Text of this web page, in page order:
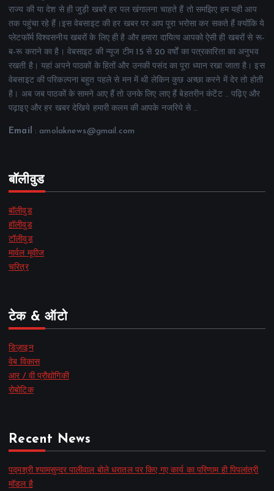
राज्य की या देश से ही जुड़ी खबरें हर पल खंगालना चाहते हैं तो समझिए हम यही आप
तक पहुंचा रहे हैं।इस वेबसाइट की हर खबर पर आप पूरा भरोसा कर सकते हैं क्योंकि ये
प्लेटफॉर्म विश्वसनीय खबरों के लिए ही है और हमारा दायित्व आपको ऐसी ही खबरों से रू-
ब-रू कराने का है। वेबसाइट की न्यूज टीम 15 से 20 वर्षों का पत्रकारिता का अनुभव
रखती है। यहां अपने पाठकों के हितों और उनकी पसंद का पूरा ध्यान रखा जाता है। इस
वेबसाइट की परिकल्पना बहुत पहले से मन में थी लेकिन कुछ अच्छा करने में देर तो होती
है। अब जब पाठकों के सामने आए हैं तो उनके लिए लाए हैं बेहतरीन कंटेंट .. पढ़िए और
पढ़ाइए और हर खबर देखिये हमारी कलम की आपके नजरिये से ..
Email : amolaknews@gmail.com
बॉलीवुड
बॉलीवुड
हॉलीवुड
टॉलीवुड
मार्वल मूवीज
चरित्र
टेक & ऑटो
डिज़ाइन
वेब विकास
आर / वी प्रौद्योगिकी
रोबोटिक
Recent News
पद्मश्री श्यामसुन्दर पालीवाल बोले धरातल पर किए गए कार्य का परिणाम ही पिपलांत्री
मॉडल है